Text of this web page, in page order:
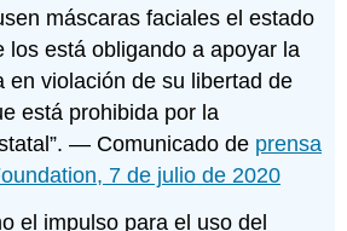
máscaras faciales el estado
los está obligando a apoyar la
en violación de su libertad de
está prohibida por la
— Comunicado de prensa
7 de julio de 2020
el impulso para el uso del